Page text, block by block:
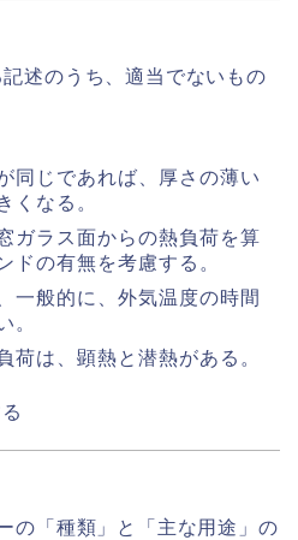
述のうち、適当でないもの
同じであれば、厚さの薄い
くなる。
ガラス面からの熱負荷を算
ドの有無を考慮する。
一般的に、外気温度の時間
。
荷は、顕熱と潜熱がある。
の「種類」と「主な用途」の